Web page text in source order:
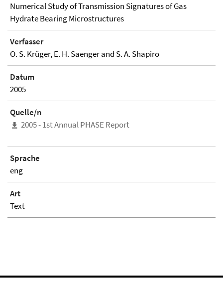
Numerical Study of Transmission Signatures of Gas
Hydrate Bearing Microstructures
Verfasser
O. S. Krüger, E. H. Saenger and S. A. Shapiro
Datum
2005
Quelle/n
2005 - 1st Annual PHASE Report
Sprache
eng
Art
Text